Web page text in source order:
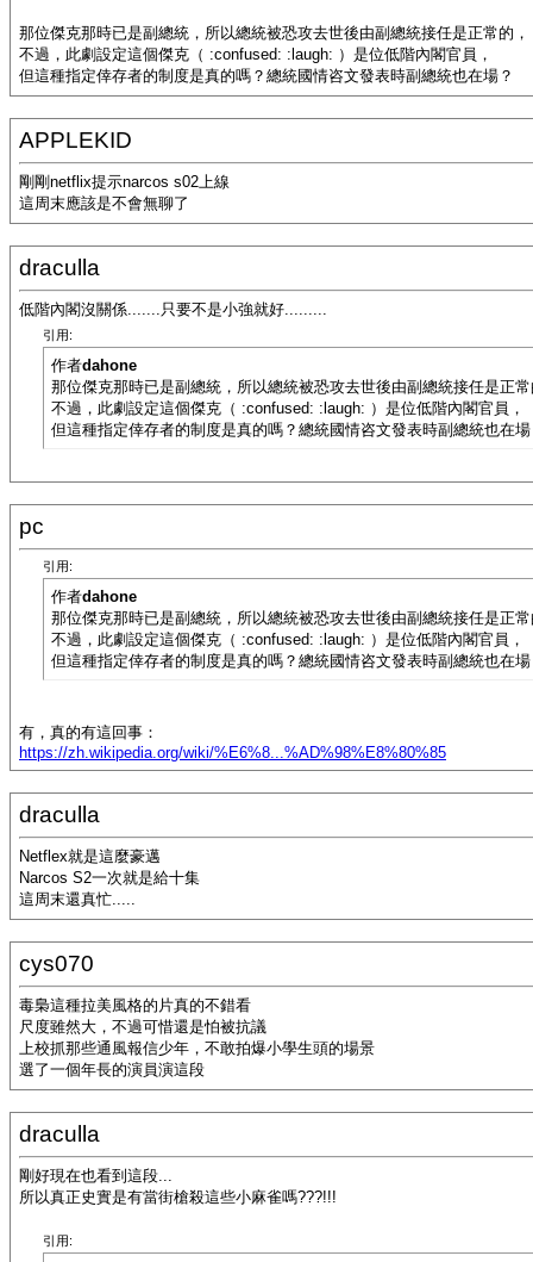
那位傑克那時已是副總統，所以總統被恐攻去世後由副總統接任是正常的，
不過，此劇設定這個傑克（ :confused: :laugh: ）是位低階內閣官員，
但這種指定倖存者的制度是真的嗎？總統國情咨文發表時副總統也在場？
APPLEKID
剛剛netflix提示narcos s02上線
這周末應該是不會無聊了
draculla
低階內閣沒關係.......只要不是小強就好.........
引用:
作者dahone
那位傑克那時已是副總統，所以總統被恐攻去世後由副總統接任是正
不過，此劇設定這個傑克（ :confused: :laugh: ）是位低階內閣官員，
但這種指定倖存者的制度是真的嗎？總統國情咨文發表時副總統也在
pc
引用:
作者dahone
那位傑克那時已是副總統，所以總統被恐攻去世後由副總統接任是正
不過，此劇設定這個傑克（ :confused: :laugh: ）是位低階內閣官員，
但這種指定倖存者的制度是真的嗎？總統國情咨文發表時副總統也在
有，真的有這回事：
https://zh.wikipedia.org/wiki/%E6%8...%AD%98%E8%80%85
draculla
Netflex就是這麼豪邁
Narcos S2一次就是給十集
這周末還真忙.....
cys070
毒梟這種拉美風格的片真的不錯看
尺度雖然大，不過可惜還是怕被抗議
上校抓那些通風報信少年，不敢拍爆小學生頭的場景
選了一個年長的演員演這段
draculla
剛好現在也看到這段...
所以真正史實是有當街槍殺這些小麻雀嗎???!!!
引用: